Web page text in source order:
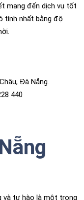
mang đến dịch vụ tốt
tính nhất bằng độ
Đà Nẵng.
440
và tự hào là một trong